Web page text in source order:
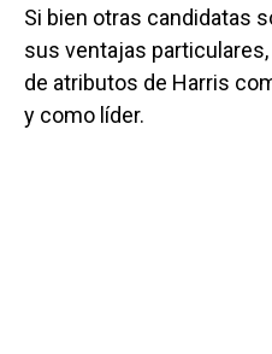
Si bien otras candidatas
sus ventajas
de atributos de Harris
y como líder.